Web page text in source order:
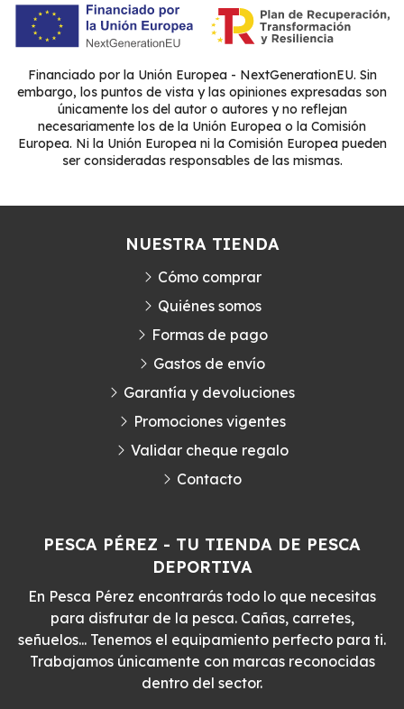
Financiado por la Unión Europea - NextGenerationEU. Sin
embargo, los puntos de vista y las opiniones expresadas son
únicamente los del autor o autores y no reflejan
necesariamente los de la Unión Europea o la Comisión
Europea. Ni la Unión Europea ni la Comisión Europea pueden
ser consideradas responsables de las mismas.
PESCA PÉREZ - TU TIENDA DE PESCA
DEPORTIVA
En Pesca Pérez encontrarás todo lo que necesitas
para disfrutar de la pesca. Cañas, carretes,
señuelos... Tenemos el equipamiento perfecto para ti.
Trabajamos únicamente con marcas reconocidas
dentro del sector.
NUESTRA TIENDA
Cómo comprar
Quiénes somos
Formas de pago
Gastos de envío
Garantía y devoluciones
Promociones vigentes
Validar cheque regalo
Contacto